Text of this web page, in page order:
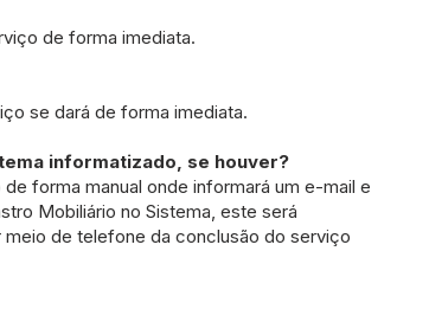
de forma imediata.
se dará de forma imediata.
informatizado, se houver?
forma manual onde informará um e-mail e
Mobiliário no Sistema, este será
de telefone da conclusão do serviço